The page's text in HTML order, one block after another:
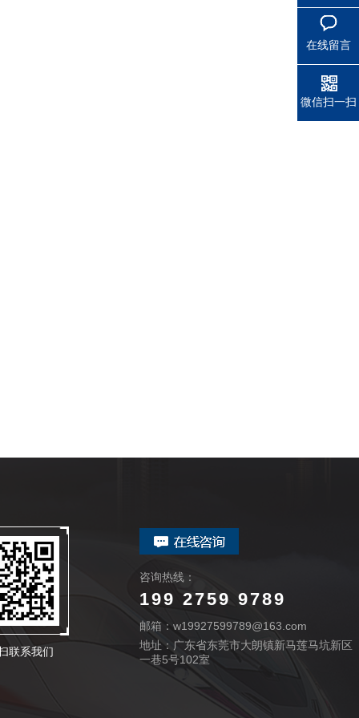
联系我们
咨询热线：
199 2759 9789
邮箱：w19927599789@163.com
地址：广东省东莞市大朗镇新马莲马坑新区
一巷5号102室
在线留言
微信扫一扫